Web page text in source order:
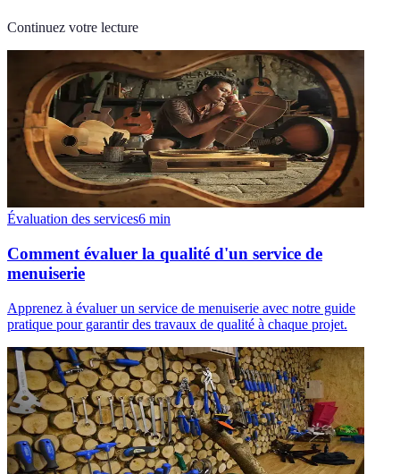
Continuez votre lecture
Évaluation des services6 min
Comment évaluer la qualité d'un service de
menuiserie
Apprenez à évaluer un service de menuiserie avec notre guide
pratique pour garantir des travaux de qualité à chaque projet.